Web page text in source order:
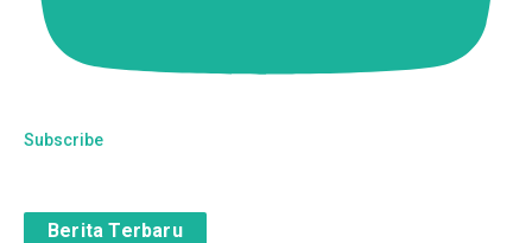
Subscribe
Berita Terbaru